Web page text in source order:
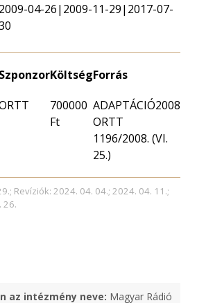
2009-04-26|2009-11-29|2017-07-
SzponzorKöltségForrás
700000
Ft
ADAPTÁCIÓ2008
ORTT
1196/2008. (VI.
25.)
Revíziók: 2024. 04. 04.; 2024. 04. 11.;
26.
az intézmény neve: Magyar Rádió